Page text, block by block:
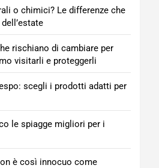
o chimici? Le differenze che
rischiano di cambiare per
visitarli e proteggerli
scegli i prodotti adatti per
le spiagge migliori per i
è così innocuo come